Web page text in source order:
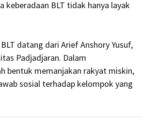
keberadaan BLT tidak hanya layak
datang dari Arief Anshory Yusuf,
Padjadjaran. Dalam
bentuk memanjakan rakyat miskin,
sosial terhadap kelompok yang